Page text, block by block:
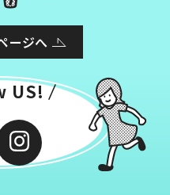
ージへ
US!